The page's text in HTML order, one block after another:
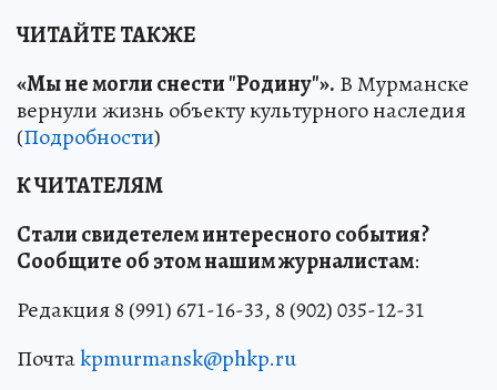
ЧИТАЙТЕ ТАКЖЕ
«Мы не могли снести "Родину"». В Мурманске
вернули жизнь объекту культурного наследия
(Подробности)
К ЧИТАТЕЛЯМ
Стали свидетелем интересного события?
Сообщите об этом нашим журналистам:
Редакция 8 (991) 671-16-33, 8 (902) 035-12-31
Почтаkpmurmansk@phkp.ru